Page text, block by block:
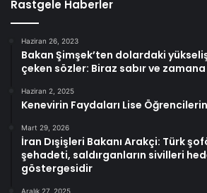
Rastgele Haberler
Haziran 26, 2023
Bakan Şimşek’ten dolardaki
çeken sözler: Biraz sabır ve
Haziran 2, 2025
Kenevirin Faydaları Lise
Mart 29, 2026
İran Dışişleri Bakanı Arakçi: Türk
şehadeti, saldırganların sivilleri
göstergesidir
Aralık 27, 2025